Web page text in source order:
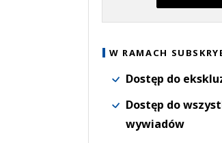
W RAMACH
Dostęp do
Dostęp do
wywiadów